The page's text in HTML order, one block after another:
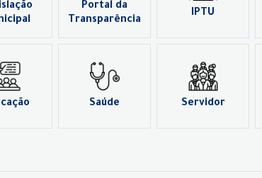
Portal da
Transparência
IPTU
Saúde Servidor